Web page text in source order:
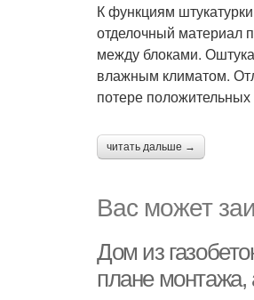
К функциям
отделочный материал
между блоками.
влажным климатом.
потере
читать дальше →
Вас может
Дом из
плане монтажа,